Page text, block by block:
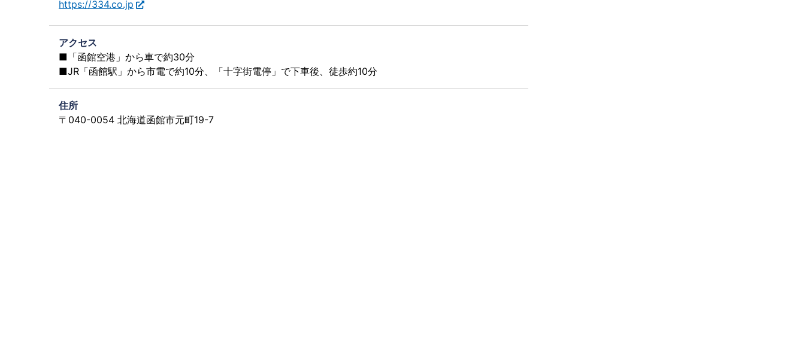
https://334.co.jp
アクセス
■「函館空港」から車で約30分
■JR「函館駅」から市電で約10分、「十字街電停」で下車後、徒歩約10分
住所
〒040-0054 北海道函館市元町19-7